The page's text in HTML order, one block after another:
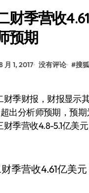
财季营收
预期
月 1, 2017 没有评论 #搜狐
出分析师预期，预期
季营收4.8-5.1亿美